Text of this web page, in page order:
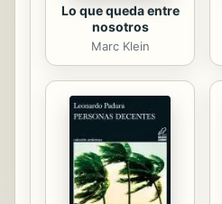
Lo que queda entre
nosotros
Marc Klein